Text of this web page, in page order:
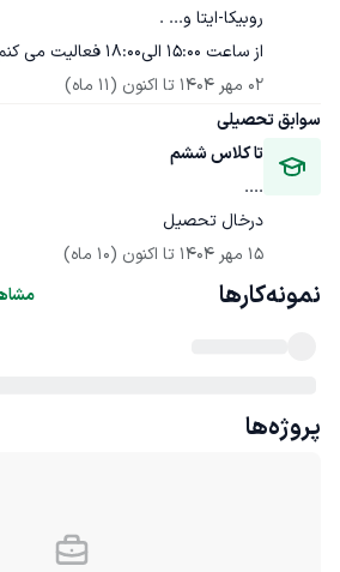
از ساعت 15:00 الی18:00 فعالیت می کنم (قابل تغییر است)
02 مهر 1404
تا اکنون (11 ماه)
سوابق تحصیلی
تا کلاس ششم
....
درخال تحصیل
15 مهر 1404
تا اکنون (10 ماه)
نمونه‌کارها
پروژه‌ها